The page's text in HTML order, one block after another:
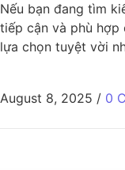
Nếu bạn đang tìm
tiếp cận và phù hợp
lựa chọn tuyệt vời
August 8, 2025 / 0